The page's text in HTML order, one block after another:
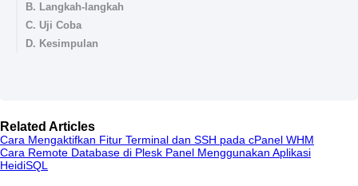
B. Langkah-langkah
C. Uji Coba
D. Kesimpulan
Related Articles
Cara Mengaktifkan Fitur Terminal dan SSH pada cPanel WHM
Cara Remote Database di Plesk Panel Menggunakan Aplikasi
HeidiSQL